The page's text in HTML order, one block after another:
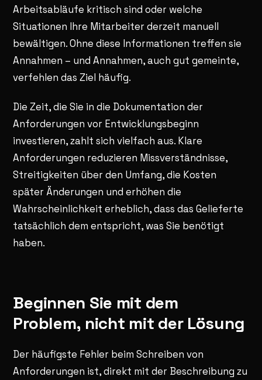
Arbeitsabläufe kritisch sind oder welche
Situationen Ihre Mitarbeiter derzeit manuell
bewältigen. Ohne diese Informationen treffen sie
Annahmen – und Annahmen, auch gut gemeinte,
verfehlen das Ziel häufig.
Die Zeit, die Sie in die Dokumentation der
Anforderungen vor Entwicklungsbeginn
investieren, zahlt sich vielfach aus. Klare
Anforderungen reduzieren Missverständnisse,
Streitigkeiten über den Umfang, die Kosten
später Änderungen und erhöhen die
Wahrscheinlichkeit erheblich, dass das Gelieferte
tatsächlich dem entspricht, was Sie benötigt
haben.
Beginnen Sie mit dem
Problem, nicht mit der Lösung
Der häufigste Fehler beim Schreiben von
Anforderungen ist, direkt mit der Beschreibung zu